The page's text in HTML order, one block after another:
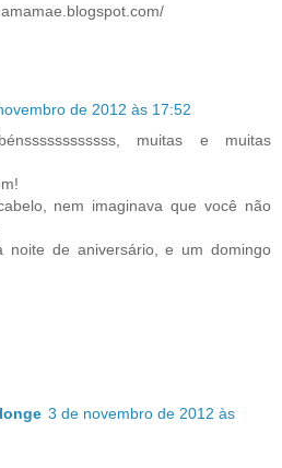
de 2012 às 17:52
muitas e muitas
nem imaginava que você não
noite de aniversário, e um domingo
3 de novembro de 2012 às